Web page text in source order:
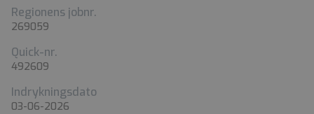
Regionens jobnr.
269059
Quick-nr.
492609
Indrykningsdato
03-06-2026